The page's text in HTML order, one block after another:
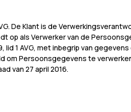
De Klant is de
op als Verwerker van de
1 AVG, met inbegrip van
Persoonsgegevens te
van 27 april 2016.